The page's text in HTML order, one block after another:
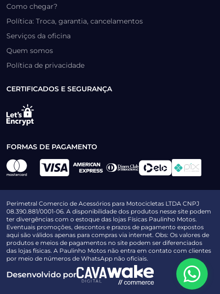
Como chegar?
Política: Troca, garantia, cancelamentos
Serviços da oficina
Quem somos
Política de privacidade
CERTIFICADOS E SEGURANÇA
FORMAS DE PAGAMENTO
Perimetral Comercio de Acessórios para Motocicletas LTDA CNPJ
08.390.881/0001-06. A disponibilidade dos produtos nesse site podem
ter divergências com o estoque das lojas Físicas Paulinho Motos.
Eventuais promoções, descontos e prazos de pagamento expostos
aqui são válidos apenas para compras via internet. Obs: Os valores de
produtos e meios de pagamentos no site podem ser diferenciados
das lojas físicas. A Paulinho Motos não entra em contato com clientes
por meio de números de WhatsApp não oficiais.
Desenvolvido por